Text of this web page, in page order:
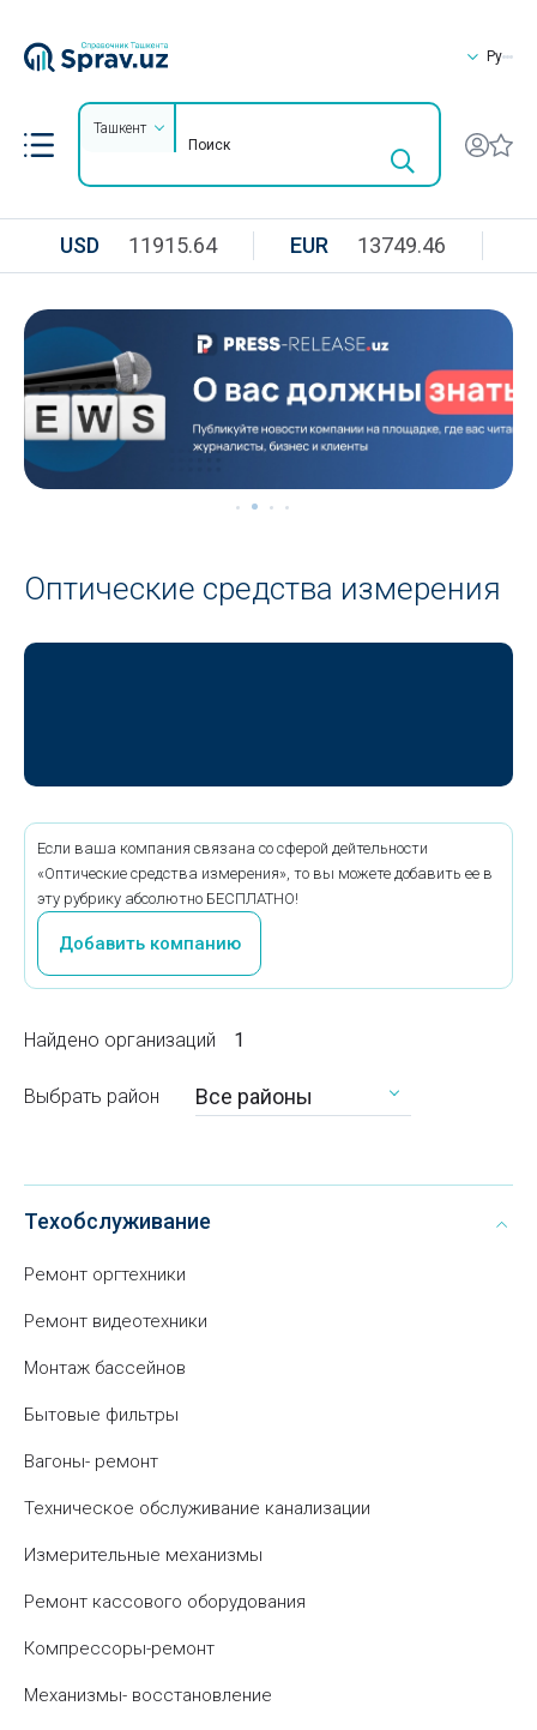
Ру
Ташкент
USD 11915.64 EUR 13749.46
Оптические средства измерения
Если ваша компания связана со сферой дейтельности
«Оптические средства измерения», то вы можете добавить ее в
эту рубрику абсолютно БЕСПЛАТНО!
Добавить компанию
Найдено организаций 1
Выбрать район Все районы
Техобслуживание
Ремонт оргтехники
Ремонт видеотехники
Монтаж бассейнов
Бытовые фильтры
Вагоны- ремонт
Техническое обслуживание канализации
Измерительные механизмы
Ремонт кассового оборудования
Компрессоры-ремонт
Механизмы- восстановление